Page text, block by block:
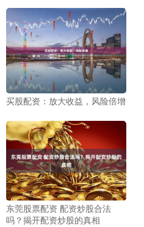
买股配资：放大收益，风险倍增
东莞股票配资 配资炒股合法
吗？揭开配资炒股的真相